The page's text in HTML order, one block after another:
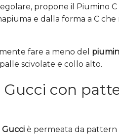
propone il Piumino
e dalla forma a C che
fare a meno del
scivolate e collo alto.
con
Gucci è permeata da pattern